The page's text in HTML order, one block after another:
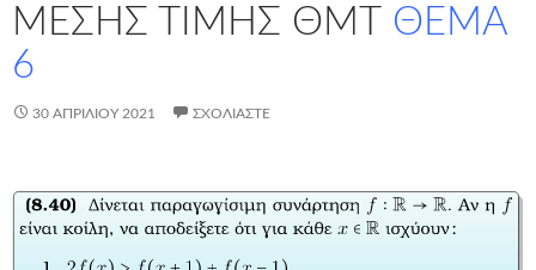
ΜΕΣΗΣ ΤΙΜΗΣ ΘΜΤ ΘΕΜΑ
6
30 ΑΠΡΙΛΊΟΥ 2021 ΣΧΟΛΙΆΣΤΕ